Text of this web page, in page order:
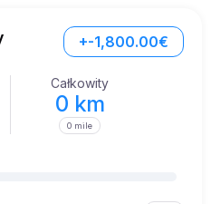
cech Range Rovera jest
dużo miejsca
Bez względu na to, czy
czy przemierzasz tereny
że każdy pasażer cieszy się
+-1,800.00€
Całkowity
0 km
0 mile